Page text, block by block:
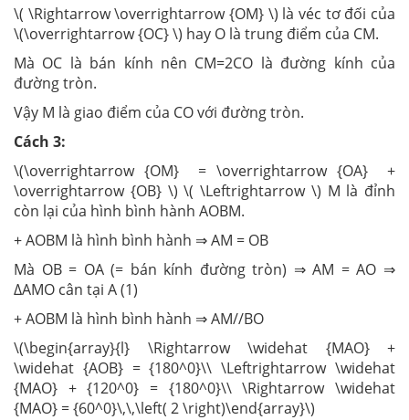
\( \Rightarrow \overrightarrow {OM} \) là véc tơ đối của
\(\overrightarrow {OC} \) hay O là trung điểm của CM.
Mà OC là bán kính nên CM=2CO là đường kính của
đường tròn.
Vậy M là giao điểm của CO với đường tròn.
Cách 3:
\(\overrightarrow {OM} = \overrightarrow {OA} +
\overrightarrow {OB} \) \( \Leftrightarrow \) M là đỉnh
còn lại của hình bình hành AOBM.
+ AOBM là hình bình hành ⇒ AM = OB
Mà OB = OA (= bán kính đường tròn) ⇒ AM = AO ⇒
ΔAMO cân tại A (1)
+ AOBM là hình bình hành ⇒ AM//BO
\(\begin{array}{l} \Rightarrow \widehat {MAO} +
\widehat {AOB} = {180^0}\\ \Leftrightarrow \widehat
{MAO} + {120^0} = {180^0}\\ \Rightarrow \widehat
{MAO} = {60^0}\,\,\left( 2 \right)\end{array}\)